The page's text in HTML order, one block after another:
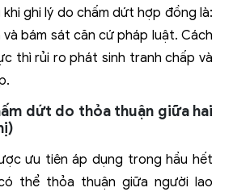
ghi lý do chấm dứt hợp đồng là:
bám sát căn cứ pháp luật. Cách
thì rủi ro phát sinh tranh chấp và
dứt do thỏa thuận giữa hai
ưu tiên áp dụng trong hầu hết
thể thỏa thuận giữa người lao